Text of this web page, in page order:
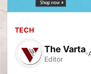
TECH
The Varta
Editor